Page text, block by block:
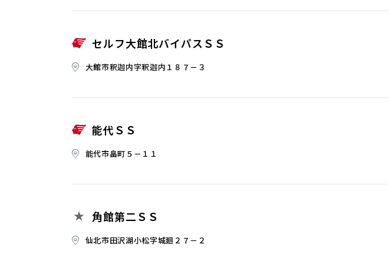
セルフ大館北バイパスＳＳ
大館市釈迦内字釈迦内１８７－３
能代ＳＳ
能代市畠町５－１１
角館第二ＳＳ
仙北市田沢湖小松字城廻２７－２